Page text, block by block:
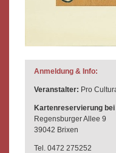
Anmeldung & Info:
Veranstalter: Pro
Kartenreservierung
Regensburger Allee 9
39042 Brixen
Tel. 0472 275252